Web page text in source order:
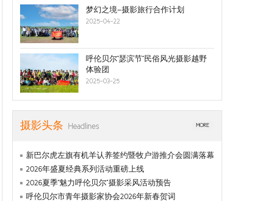
梦幻之境—摄影旅行合作计划
2025-04-22
呼伦贝尔“瑟滨节”民俗风光摄影越野
体验团
2025-03-25
摄影头条 Headlines MORE
新巴尔虎左旗有机羊认养签约暨牧户游推介会圆满落幕
2026年盛夏经典系列活动重磅上线
2026夏季“魅力呼伦贝尔”摄影采风活动预告
呼伦贝尔市青年摄影家协会2026年新春贺词